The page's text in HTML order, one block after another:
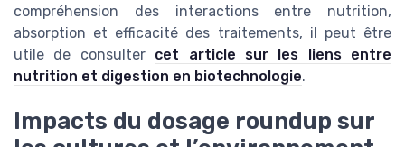
compréhension des interactions entre nutrition,
absorption et efficacité des traitements, il peut être
utile de consulter cet article sur les liens entre
nutrition et digestion en biotechnologie.
Impacts du dosage roundup sur